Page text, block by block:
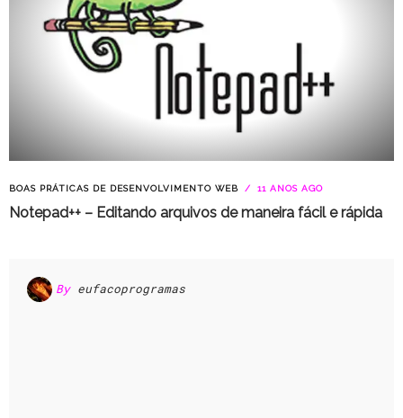
BOAS PRÁTICAS DE DESENVOLVIMENTO WEB 11 ANOS AGO
Notepad++ – Editando arquivos de maneira fácil e rápida
By eufacoprogramas